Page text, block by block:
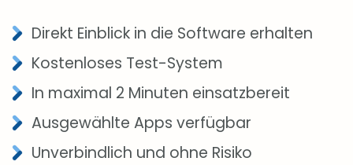
Direkt Einblick in die Software erhalten
Kostenloses Test-System
In maximal 2 Minuten einsatzbereit
Ausgewählte Apps verfügbar
Unverbindlich und ohne Risiko